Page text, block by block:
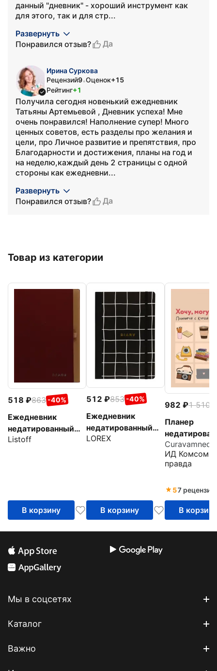
данный "дневник" - хороший инструмент как
для этого, так и для стр...
Развернуть
Понравился отзыв?
Да
Ирина Суркова
Рецензий9•Оценок+15
Рейтинг+1
Получила сегодня новенький ежедневник
Татьяны Артемьевой , Дневник успеха! Мне
очень понравился! Наполнение супер! Много
ценных советов, есть разделы про желания и
цели, про Личное развитие и препятствия, про
Благодарности и достижения, планы на год и
на неделю,каждый день 2 страницы с одной
стороны как ежедневни...
Развернуть
Понравился отзыв?
Да
Товар из категории
518 863 -40%
Ежедневник
недатированный
Twist. Гранатовый,
Listoff
В корзину
512 853 -40%
Ежедневник
недатированный
Start Simple, А5, 96
LOREX
В корзину
982 1 510
Планер
Хочу, могу,
Планируй с
А5, 112
ИД
правда
57 рецензий
В корзину
Мы в соцсетях
Каталог
Важно